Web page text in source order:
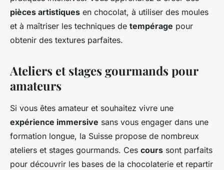
pièces artistiques en chocolat, à utiliser des moules
et à maîtriser les techniques de tempérage pour
obtenir des textures parfaites.
Ateliers et stages gourmands pour
amateurs
Si vous êtes amateur et souhaitez vivre une
expérience immersive sans vous engager dans une
formation longue, la Suisse propose de nombreux
ateliers et stages gourmands. Ces cours sont parfaits
pour découvrir les bases de la chocolaterie et repartir